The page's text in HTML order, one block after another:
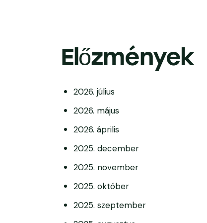
Előzmények
2026. július
2026. május
2026. április
2025. december
2025. november
2025. október
2025. szeptember